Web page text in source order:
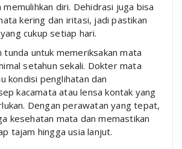
diri. Dehidrasi juga bisa
kering dan iritasi, jadi pastikan
cukup setiap hari.
tunda untuk memeriksakan mata
setahun sekali. Dokter mata
kondisi penglihatan dan
kacamata atau lensa kontak yang
Dengan perawatan yang tepat,
kesehatan mata dan memastikan
tajam hingga usia lanjut.